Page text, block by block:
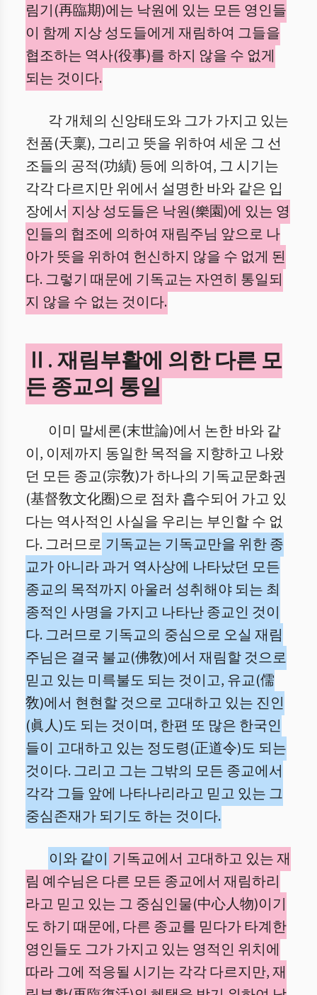
림기(再臨期)에는 낙원에 있는 모든 영인들
이 함께 지상 성도들에게 재림하여 그들을
협조하는 역사(役事)를 하지 않을 수 없게
되는 것이다.
각 개체의 신앙태도와 그가 가지고 있는
천품(天稟), 그리고 뜻을 위하여 세운 그 선
조들의 공적(功績) 등에 의하여, 그 시기는
각각 다르지만 위에서 설명한 바와 같은 입
장에서 지상 성도들은 낙원(樂園)에 있는 영
인들의 협조에 의하여 재림주님 앞으로 나
아가 뜻을 위하여 헌신하지 않을 수 없게 된
다. 그렇기 때문에 기독교는 자연히 통일되
지 않을 수 없는 것이다.
Ⅱ. 재림부활에 의한 다른 모
든 종교의 통일
이미 말세론(末世論)에서 논한 바와 같
이, 이제까지 동일한 목적을 지향하고 나왔
던 모든 종교(宗敎)가 하나의 기독교문화권
(基督敎文化圈)으로 점차 흡수되어 가고 있
다는 역사적인 사실을 우리는 부인할 수 없
다. 그러므로 기독교는 기독교만을 위한 종
교가 아니라 과거 역사상에 나타났던 모든
종교의 목적까지 아울러 성취해야 되는 최
종적인 사명을 가지고 나타난 종교인 것이
다. 그러므로 기독교의 중심으로 오실 재림
주님은 결국 불교(佛敎)에서 재림할 것으로
믿고 있는 미륵불도 되는 것이고, 유교(儒
敎)에서 현현할 것으로 고대하고 있는 진인
(眞人)도 되는 것이며, 한편 또 많은 한국인
들이 고대하고 있는 정도령(正道令)도 되는
것이다. 그리고 그는 그밖의 모든 종교에서
각각 그들 앞에 나타나리라고 믿고 있는 그
중심존재가 되기도 하는 것이다.
이와 같이 기독교에서 고대하고 있는 재
림 예수님은 다른 모든 종교에서 재림하리
라고 믿고 있는 그 중심인물(中心人物)이기
도 하기 때문에, 다른 종교를 믿다가 타계한
영인들도 그가 가지고 있는 영적인 위치에
따라 그에 적응될 시기는 각각 다르지만, 재